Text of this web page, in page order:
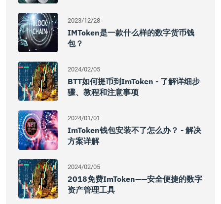
2023/12/28
IMToken是一款什么样的数字货币钱
包？
2024/02/05
BTT如何提币到imToken - 了解详细步
骤、教程和注意事项
2024/01/01
ImToken钱包安装不了怎么办？ - 解决
方案详解
2024/02/05
2018免费imToken——安全便捷的数字
资产管理工具